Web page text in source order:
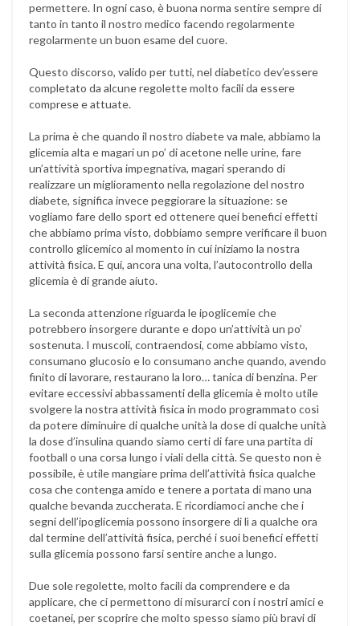
permettere. In ogni caso, è buona norma sentire sempre di
tanto in tanto il nostro medico facendo regolarmente
regolarmente un buon esame del cuore.
Questo discorso, valido per tutti, nel diabetico dev’essere
completato da alcune regolette molto facili da essere
comprese e attuate.
La prima è che quando il nostro diabete va male, abbiamo la
glicemia alta e magari un po’ di acetone nelle urine, fare
un’attività sportiva impegnativa, magari sperando di
realizzare un miglioramento nella regolazione del nostro
diabete, significa invece peggiorare la situazione: se
vogliamo fare dello sport ed ottenere quei benefici effetti
che abbiamo prima visto, dobbiamo sempre verificare il buon
controllo glicemico al momento in cui iniziamo la nostra
attività fisica. E qui, ancora una volta, l’autocontrollo della
glicemia è di grande aiuto.
La seconda attenzione riguarda le ipoglicemie che
potrebbero insorgere durante e dopo un’attività un po’
sostenuta. I muscoli, contraendosi, come abbiamo visto,
consumano glucosio e lo consumano anche quando, avendo
finito di lavorare, restaurano la loro… tanica di benzina. Per
evitare eccessivi abbassamenti della glicemia è molto utile
svolgere la nostra attività fisica in modo programmato così
da potere diminuire di qualche unità la dose di qualche unità
la dose d’insulina quando siamo certi di fare una partita di
football o una corsa lungo i viali della città. Se questo non è
possibile, è utile mangiare prima dell’attività fisica qualche
cosa che contenga amido e tenere a portata di mano una
qualche bevanda zuccherata. E ricordiamoci anche che i
segni dell’ipoglicemia possono insorgere di lì a qualche ora
dal termine dell’attività fisica, perché i suoi benefici effetti
sulla glicemia possono farsi sentire anche a lungo.
Due sole regolette, molto facili da comprendere e da
applicare, che ci permettono di misurarci con i nostri amici e
coetanei, per scoprire che molto spesso siamo più bravi di